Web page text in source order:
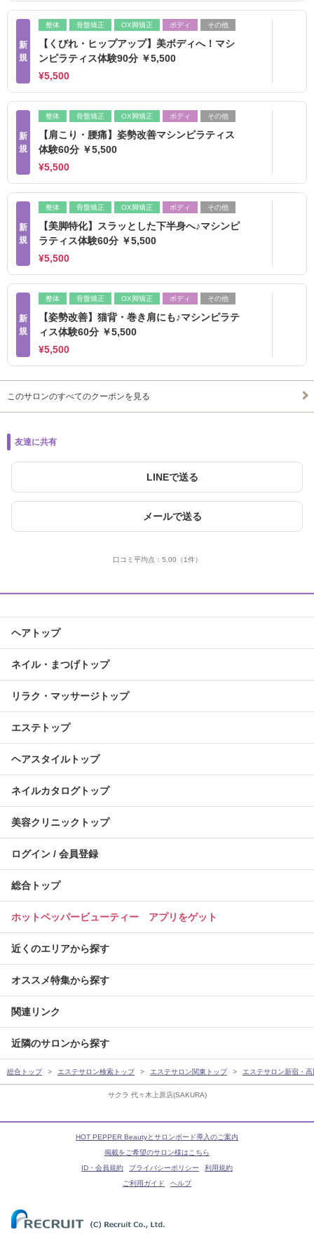
サクラ 代々木上原店(SAKURA)
新
規
整体 骨盤矯正 OX脚矯正 ボディ その他
【くびれ・ヒップアップ】美ボディへ！マシ
ンピラティス体験90分 ￥5,500
¥5,500
新
規
整体 骨盤矯正 OX脚矯正 ボディ その他
【肩こり・腰痛】姿勢改善マシンピラティス
体験60分 ￥5,500
¥5,500
新
規
整体 骨盤矯正 OX脚矯正 ボディ その他
【美脚特化】スラッとした下半身へ♪マシンピ
ラティス体験60分 ￥5,500
¥5,500
新
規
整体 骨盤矯正 OX脚矯正 ボディ その他
【姿勢改善】猫背・巻き肩にも♪マシンピラテ
ィス体験60分 ￥5,500
¥5,500
このサロンのすべてのクーポンを見る
友達に共有
LINEで送る
メールで送る
口コミ平均点： 5.00 （1件）
ヘアトップ
ネイル・まつげトップ
リラク・マッサージトップ
エステトップ
ヘアスタイルトップ
ネイルカタログトップ
美容クリニックトップ
ログイン / 会員登録
総合トップ
ホットペッパービューティー アプリをゲット
近くのエリアから探す
オススメ特集から探す
関連リンク
近隣のサロンから探す
総合トップ エステサロン検索トップ エステサロン関東トップ エステサロン新宿・
HOT PEPPER Beautyとサロンボード導入のご案内
掲載をご希望のサロン様はこちら
ID・会員規約
プライバシーポリシー
利用規約
ご利用ガイド
ヘルプ